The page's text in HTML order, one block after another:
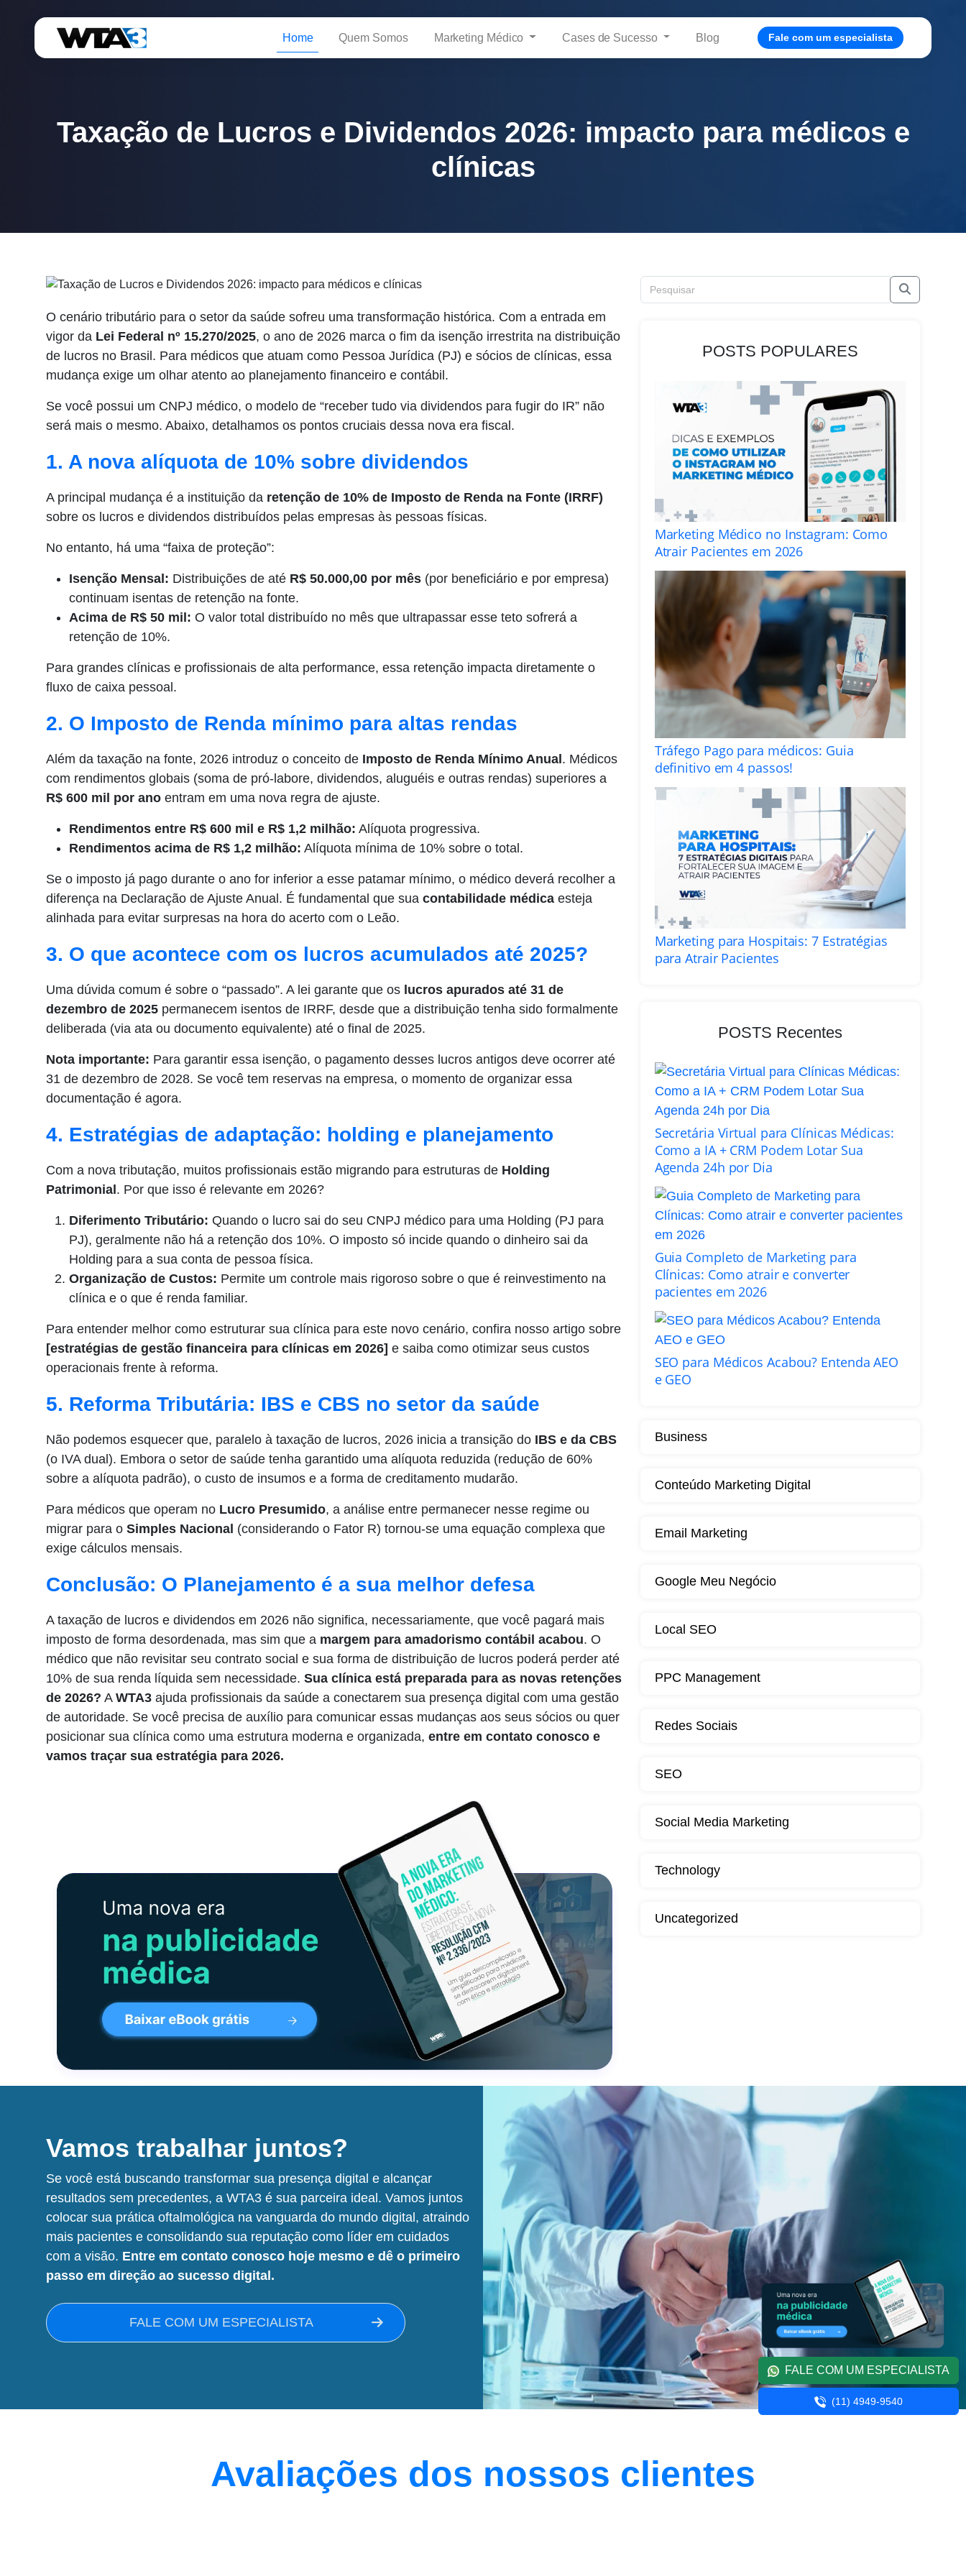
Home Quem Somos Marketing Médico Cases de Sucesso Blog Fale com um especialista
Taxação de Lucros e Dividendos 2026: impacto para médicos e
clínicas
O cenário tributário para o setor da saúde sofreu uma transformação histórica. Com a entrada em
vigor da Lei Federal nº 15.270/2025, o ano de 2026 marca o fim da isenção irrestrita na distribuição
de lucros no Brasil. Para médicos que atuam como Pessoa Jurídica (PJ) e sócios de clínicas, essa
mudança exige um olhar atento ao planejamento financeiro e contábil.
Se você possui um CNPJ médico, o modelo de “receber tudo via dividendos para fugir do IR” não
será mais o mesmo. Abaixo, detalhamos os pontos cruciais dessa nova era fiscal.
1. A nova alíquota de 10% sobre dividendos
A principal mudança é a instituição da retenção de 10% de Imposto de Renda na Fonte (IRRF)
sobre os lucros e dividendos distribuídos pelas empresas às pessoas físicas.
No entanto, há uma “faixa de proteção”:
Isenção Mensal: Distribuições de até R$ 50.000,00 por mês (por beneficiário e por empresa)
continuam isentas de retenção na fonte.
Acima de R$ 50 mil: O valor total distribuído no mês que ultrapassar esse teto sofrerá a
retenção de 10%.
Para grandes clínicas e profissionais de alta performance, essa retenção impacta diretamente o
fluxo de caixa pessoal.
2. O Imposto de Renda mínimo para altas rendas
Além da taxação na fonte, 2026 introduz o conceito de Imposto de Renda Mínimo Anual . Médicos
com rendimentos globais (soma de pró-labore, dividendos, aluguéis e outras rendas) superiores a
R$ 600 mil por ano entram em uma nova regra de ajuste.
Rendimentos entre R$ 600 mil e R$ 1,2 milhão: Alíquota progressiva.
Rendimentos acima de R$ 1,2 milhão: Alíquota mínima de 10% sobre o total.
Se o imposto já pago durante o ano for inferior a esse patamar mínimo, o médico deverá recolher a
diferença na Declaração de Ajuste Anual. É fundamental que sua contabilidade médica esteja
alinhada para evitar surpresas na hora do acerto com o Leão.
3. O que acontece com os lucros acumulados até 2025?
Uma dúvida comum é sobre o “passado”. A lei garante que os lucros apurados até 31 de
dezembro de 2025 permanecem isentos de IRRF, desde que a distribuição tenha sido formalmente
deliberada (via ata ou documento equivalente) até o final de 2025.
Nota importante: Para garantir essa isenção, o pagamento desses lucros antigos deve ocorrer até
31 de dezembro de 2028. Se você tem reservas na empresa, o momento de organizar essa
documentação é agora.
4. Estratégias de adaptação: holding e planejamento
Com a nova tributação, muitos profissionais estão migrando para estruturas de Holding
Patrimonial . Por que isso é relevante em 2026?
Diferimento Tributário: Quando o lucro sai do seu CNPJ médico para uma Holding (PJ para
PJ), geralmente não há a retenção dos 10%. O imposto só incide quando o dinheiro sai da
Holding para a sua conta de pessoa física.
Organização de Custos: Permite um controle mais rigoroso sobre o que é reinvestimento na
clínica e o que é renda familiar.
Para entender melhor como estruturar sua clínica para este novo cenário, confira nosso artigo sobre
[estratégias de gestão financeira para clínicas em 2026] e saiba como otimizar seus custos
operacionais frente à reforma.
5. Reforma Tributária: IBS e CBS no setor da saúde
Não podemos esquecer que, paralelo à taxação de lucros, 2026 inicia a transição do IBS e da CBS
(o IVA dual). Embora o setor de saúde tenha garantido uma alíquota reduzida (redução de 60%
sobre a alíquota padrão), o custo de insumos e a forma de creditamento mudarão.
Para médicos que operam no Lucro Presumido, a análise entre permanecer nesse regime ou
migrar para o Simples Nacional (considerando o Fator R) tornou-se uma equação complexa que
exige cálculos mensais.
Conclusão: O Planejamento é a sua melhor defesa
A taxação de lucros e dividendos em 2026 não significa, necessariamente, que você pagará mais
imposto de forma desordenada, mas sim que a margem para amadorismo contábil acabou. O
médico que não revisitar seu contrato social e sua forma de distribuição de lucros poderá perder até
10% de sua renda líquida sem necessidade. Sua clínica está preparada para as novas retenções
de 2026? A WTA3 ajuda profissionais da saúde a conectarem sua presença digital com uma gestão
de autoridade. Se você precisa de auxílio para comunicar essas mudanças aos seus sócios ou quer
posicionar sua clínica como uma estrutura moderna e organizada, entre em contato conosco e
vamos traçar sua estratégia para 2026.
POSTS POPULARES
Marketing Médico no Instagram: Como
Atrair Pacientes em 2026
Tráfego Pago para médicos: Guia
definitivo em 4 passos!
Marketing para Hospitais: 7 Estratégias
para Atrair Pacientes
POSTS Recentes
Secretária Virtual para Clínicas Médicas:
Como a IA + CRM Podem Lotar Sua
Agenda 24h por Dia
Guia Completo de Marketing para
Clínicas: Como atrair e converter
pacientes em 2026
SEO para Médicos Acabou? Entenda AEO
e GEO
Business
Conteúdo Marketing Digital
Email Marketing
Google Meu Negócio
Local SEO
PPC Management
Redes Sociais
SEO
Social Media Marketing
Technology
Uncategorized
Vamos trabalhar juntos?
Se você está buscando transformar sua presença digital e alcançar
resultados sem precedentes, a WTA3 é sua parceira ideal. Vamos juntos
colocar sua prática oftalmológica na vanguarda do mundo digital, atraindo
mais pacientes e consolidando sua reputação como líder em cuidados
com a visão. Entre em contato conosco hoje mesmo e dê o primeiro
passo em direção ao sucesso digital.
FALE COM UM ESPECIALISTA
Avaliações dos nossos clientes
FALE COM UM ESPECIALISTA
(11) 4949-9540